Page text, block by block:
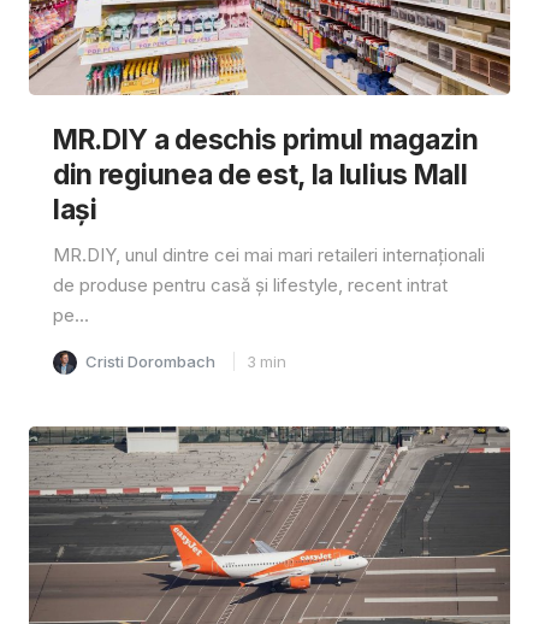
MR.DIY a deschis primul magazin
din regiunea de est, la Iulius Mall
Iași
MR.DIY, unul dintre cei mai mari retaileri internaționali
de produse pentru casă și lifestyle, recent intrat
pe...
Cristi Dorombach 3 min